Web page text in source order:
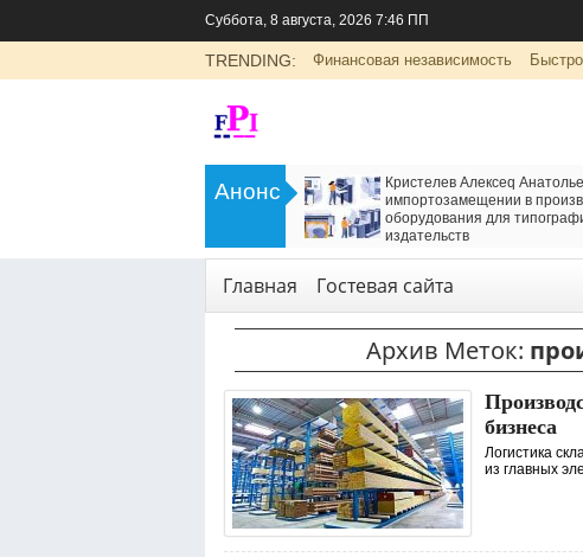
Суббота, 8 августа, 2026 7:46 ПП
TRENDING: Финансовая независимость
Анонс
LADA Largus: универсальный
семейный автомобиль с российским
Кристелев Алексеq
импортозамещении в
оборудования для
издательств
Главная Гостевая сайта
Архив Меток:
бизнеса
Логистика
из главных